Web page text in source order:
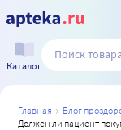
Каталог
главная блог
должен ли пациент